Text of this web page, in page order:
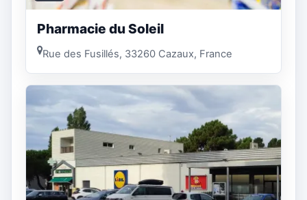
Pharmacie du Soleil
Rue des Fusillés, 33260 Cazaux, France